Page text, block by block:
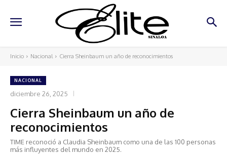
Inicio Nacional Cierra Sheinbaum un año de reconocimientos
NACIONAL
diciembre 26, 2025
Cierra Sheinbaum un año de
reconocimientos
TIME reconoció a Claudia Sheinbaum como una de las 100 personas
más influyentes del mundo en 2025.